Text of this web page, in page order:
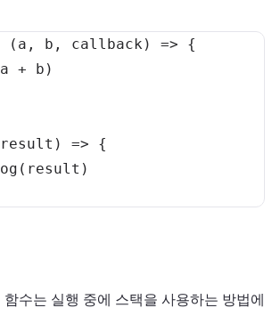
( a , b , callback ) =>
{
a + b )
result ) =>
{
( result )
수는 실행 중에 스택을 사용하는 방법에